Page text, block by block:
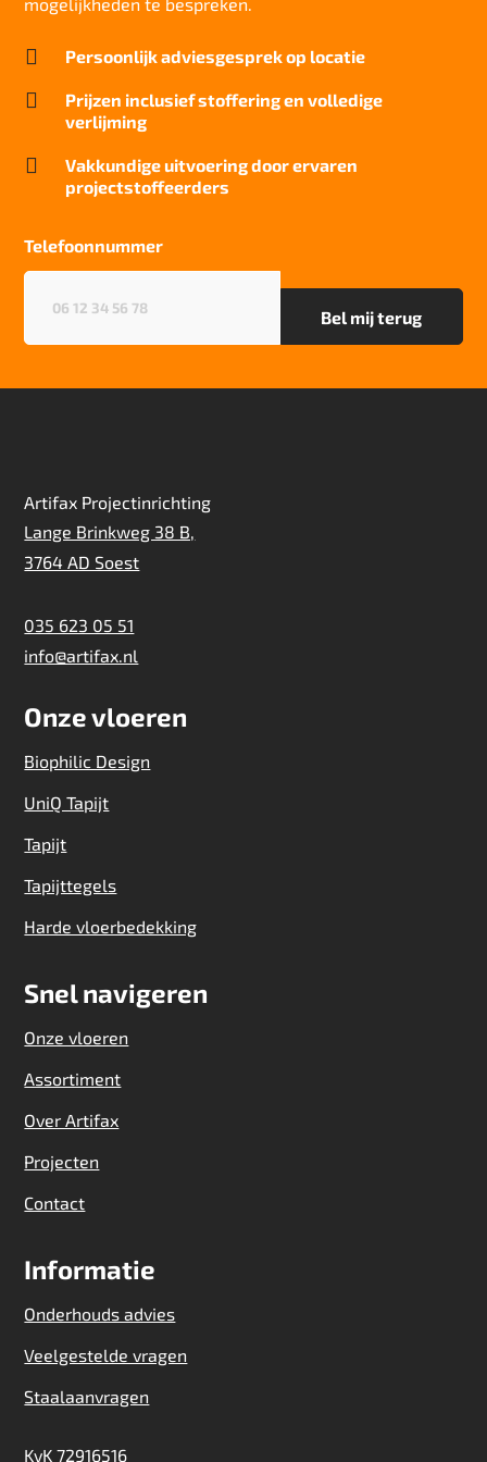
Bfl-S1
Kwaliteitslabel GUT
5CE3AAE2
Particulier gebruik
sterk
sterk
 Persoonlijk adviesgesprek op locatie

Prijzen inclusief stoffering en volledige
verlijming

Vakkundige uitvoering door ervaren
projectstoffeerders
Telefoonnummer
Artifax Projectinrichting
Lange Brinkweg 38 B,
3764 AD Soest
035 623 05 51
info@artifax.nl
Onze vloeren
Biophilic Design
UniQ Tapijt
Tapijt
Tapijttegels
Harde vloerbedekking
Snel navigeren
Onze vloeren
Assortiment
Over Artifax
Projecten
Contact
Informatie
Onderhouds advies
Veelgestelde vragen
Staalaanvragen
KvK 72916516